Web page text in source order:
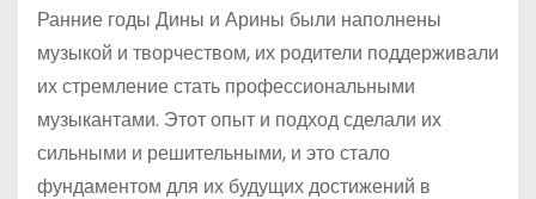
Ранние годы Дины и Арины были наполнены
музыкой и творчеством, их родители поддерживали
их стремление стать профессиональными
музыкантами. Этот опыт и подход сделали их
сильными и решительными, и это стало
фундаментом для их будущих достижений в